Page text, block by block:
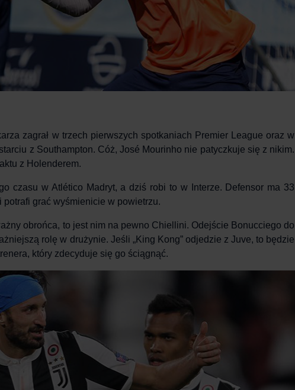
zagrał w trzech pierwszych spotkaniach Premier League oraz w
z Southampton. Cóż, José Mourinho nie patyczkuje się z nikim.
z Holenderem.
czasu w Atlético Madryt, a dziś robi to w Interze. Defensor ma 33
grać wyśmienicie w powietrzu.
obrońca, to jest nim na pewno Chiellini. Odejście Bonucciego do
rolę w drużynie. Jeśli „King Kong” odjedzie z Juve, to będzie
który zdecyduje się go ściągnąć.